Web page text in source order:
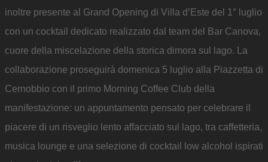
inoltre presente al Grand Opening di Villa d’Este del 1° luglio
con un cocktail dedicato realizzato dal team del Bar Canova,
cuore della miscelazione della storica dimora sul lago. La
collaborazione proseguirà domenica 5 luglio alla Piazzetta di
Cernobbio con il primo Morning Coffee Club della
manifestazione: un appuntamento pensato per celebrare il
piacere di un risveglio lento affacciato sul lago, tra caffetteria,
musica lounge e una selezione di cocktail low alcohol ispirati